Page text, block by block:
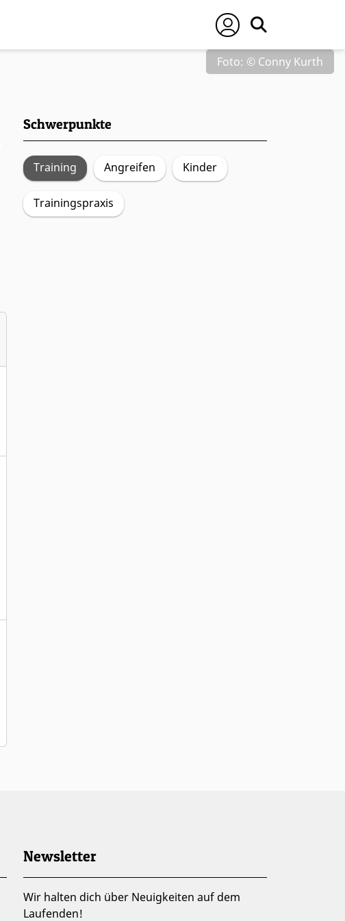
Foto: © Conny Kurth
Schwerpunkte
Training Angreifen Kinder
Trainingspraxis
Newsletter
Wir halten dich über Neuigkeiten auf dem
Laufenden!